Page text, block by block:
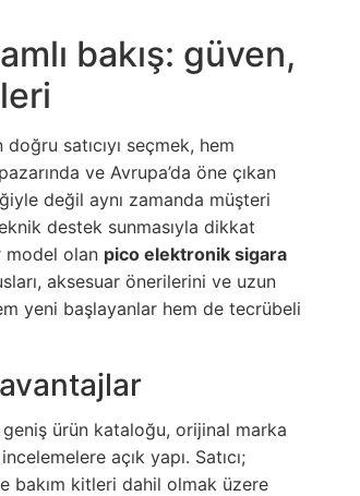
bakış: güven,
satıcıyı seçmek, hem
ve Avrupa’da öne çıkan
değil aynı zamanda müşteri
destek sunmasıyla dikkat
model olan pico elektronik sigara
aksesuar önerilerini ve uzun
yeni başlayanlar hem de tecrübeli
ürün kataloğu, orijinal marka
açık yapı. Satıcı;
bakım kitleri dahil olmak üzere